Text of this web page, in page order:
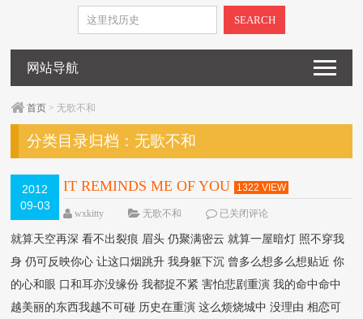
SEARCH
网站导航
首页 > 无歌不和
分类目录归档： 无歌不和
2012
09-03
IT REMINDS ME OF YOU 1322 VIEW
wxkitty 无歌不和 已关闭评论
就算天空再深 看不出裂痕 眉头 仍聚满密云 就算一屋暗灯 照不穿我
身 仍可反映你心 让这口烟跳升 我身躯下沉 曾多么想多么想贴近 你
的心和眼 口和耳亦没缘份 我都捉不紧 害怕悲剧重演 我的命中命中
越美丽的东西我越不可碰 历史在重演 这么烦烧城中 没理由 相恋可